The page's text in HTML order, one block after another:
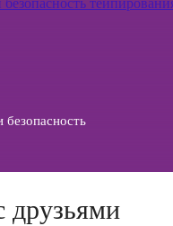
безопасность
друзьями